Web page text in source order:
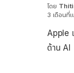
โดย
3 เดือนที่
Apple
ด้าน AI